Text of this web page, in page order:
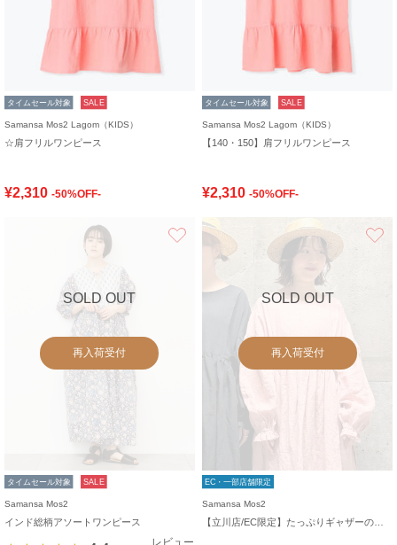
タイムセール対象 SALE
Samansa Mos2 Lagom（KIDS）
☆肩フリルワンピース
¥2,310 -50%OFF-
タイムセール対象 SALE
Samansa Mos2 Lagom（KIDS）
【140・150】肩フリルワンピース
¥2,310 -50%OFF-
SOLD OUT
再入荷受付
お気に入り
タイムセール対象 SALE
Samansa Mos2
インド総柄アソートワンピース
レビュー
SOLD OUT
再入荷受付
EC・一部店舗限定
Samansa Mos2